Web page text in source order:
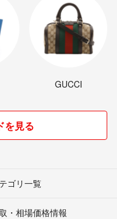
GUCCI
を見る
ゴリ一覧
・相場価格情報